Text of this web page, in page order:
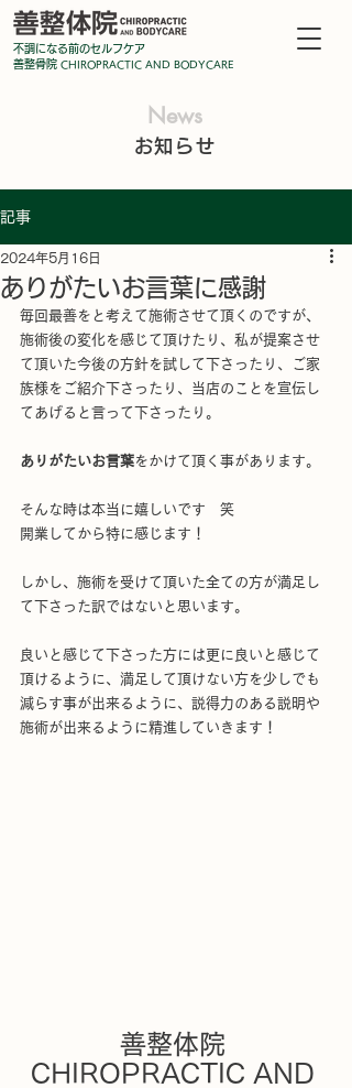
不調になる前のセルフケア
善整骨院 CHIROPRACTIC AND BODYCARE
News
お知らせ
記事
ありがたいお言葉に感謝
2024年5月16日
毎回最善をと考えて施術させて頂くのですが、
施術後の変化を感じて頂けたり、私が提案させ
て頂いた今後の方針を試して下さったり、ご家
族様をご紹介下さったり、当店のことを宣伝し
てあげると言って下さったり。
ありがたいお言葉をかけて頂く事があります。
そんな時は本当に嬉しいです　笑
開業してから特に感じます！
しかし、施術を受けて頂いた全ての方が満足し
て下さった訳ではないと思います。
良いと感じて下さった方には更に良いと感じて
頂けるように、満足して頂けない方を少しでも
減らす事が出来るように、説得力のある説明や
施術が出来るように精進していきます！
善整体院
CHIROPRACTIC AND